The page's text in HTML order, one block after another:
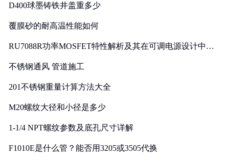
D400球墨铸铁井盖重多少
覆膜砂的耐高温性能如何
RU7088R功率MOSFET特性解析及其在可调电源设计中的
不锈钢通风 管道施工
201不锈钢重量计算方法大全
M20螺纹大径和小径是多少
1-1/4 NPT螺纹参数及底孔尺寸详解
F1010E是什么管？能否用3205或3505代换